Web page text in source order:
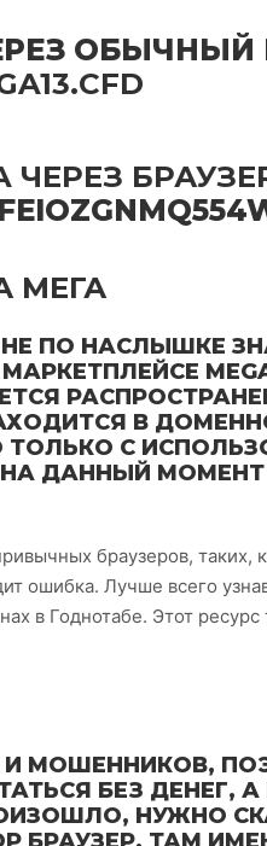
ОБЫЧНЫЙ
МЕГА
ПО НАСЛЫШКЕ
MEGA
В
С
ДАННЫЙ
браузеров, таких,
ошибка. Лучше всего
в Годнотабе. Этот
МОШЕННИКОВ,
БЕЗ ДЕНЕГ,
НУЖНО